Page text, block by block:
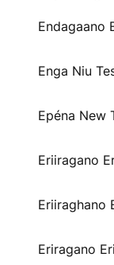
Endagaano
Enga Niu
Epéna New
Eriiragano
Eriiraghano
Eriragano